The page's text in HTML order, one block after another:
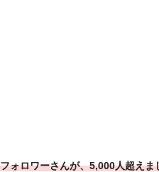
フォロワーさんが、5,000人超えま